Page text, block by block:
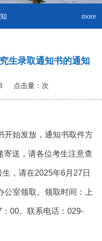
more
生录取通知书的通知
点击量： 次
开始发放，通知书取件方
寄送，请各位考生注意查
，请在2025年6月27日
公室领取。领取时间：上
00。联系电话：029-